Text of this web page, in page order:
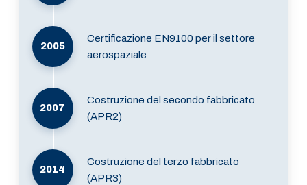
2005
Certificazione EN9100 per il settore
aerospaziale
2007
Costruzione del secondo fabbricato
(APR2)
2014
Costruzione del terzo fabbricato
(APR3)